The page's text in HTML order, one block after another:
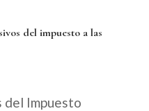
del impuesto a las
del Impuesto